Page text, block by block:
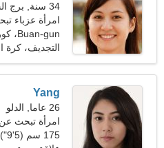
34 سنة, برج الحمل
امرأة عزباء
37-41
Buan-gun، كوريا الجنوبية
التجديف، كرة
Yang
26 عاما, الدلو
امرأة تبحث عن